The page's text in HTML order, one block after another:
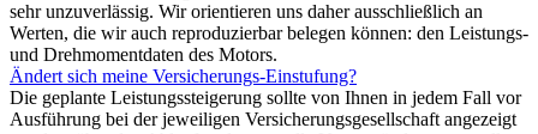
sehr unzuverlässig. Wir orientieren uns daher ausschließlich an
Werten, die wir auch reproduzierbar belegen können: den Leistungs-
und Drehmomentdaten des Motors.
Ändert sich meine Versicherungs-Einstufung?
Die geplante Leistungssteigerung sollte von Ihnen in jedem Fall vor
Ausführung bei der jeweiligen Versicherungsgesellschaft angezeigt